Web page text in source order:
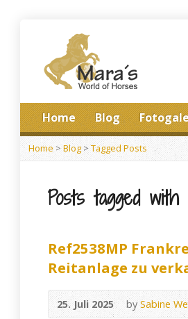
Home Blog
Home > Blog>Tagged Posts
Posts tagged with
Ref2538MP
Reitanlage zu
25. Juli 2025 bySabine